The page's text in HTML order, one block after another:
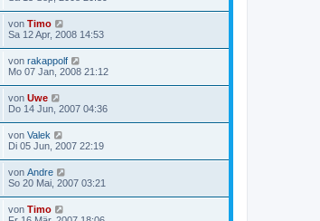
von Timo
Sa 12 Apr, 2008 14:53
von rakappolf
Mo 07 Jan, 2008 21:12
von Uwe
Do 14 Jun, 2007 04:36
von Valek
Di 05 Jun, 2007 22:19
von Andre
So 20 Mai, 2007 03:21
von Timo